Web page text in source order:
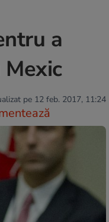
a
pe 12 feb. 2017, 11:24